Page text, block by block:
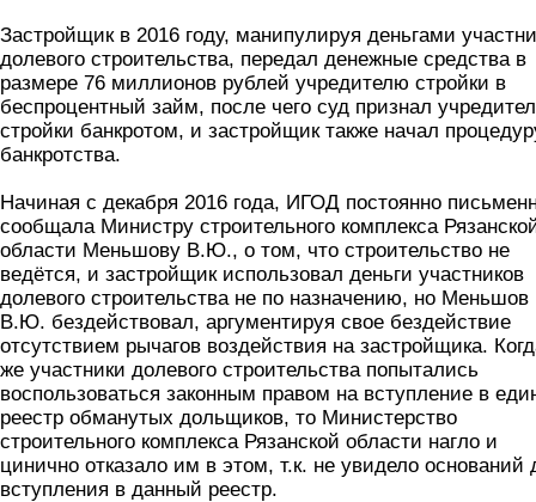
Застройщик в 2016 году, манипулируя деньгами
долевого строительства, передал денежные средства в
размере 76 миллионов рублей учредителю стройки в
беспроцентный займ, после чего суд признал
стройки банкротом, и застройщик также начал
банкротства.
Начиная с декабря 2016 года, ИГОД постоянно
сообщала Министру строительного комплекса
области Меньшову В.Ю., о том, что строительство не
ведётся, и застройщик использовал деньги участников
долевого строительства не по назначению, но Меньшов
В.Ю. бездействовал, аргументируя свое бездействие
отсутствием рычагов воздействия на застройщика.
же участники долевого строительства попытались
воспользоваться законным правом на вступление в
реестр обманутых дольщиков, то Министерство
строительного комплекса Рязанской области нагло и
цинично отказало им в этом, т.к. не увидело оснований
вступления в данный реестр.